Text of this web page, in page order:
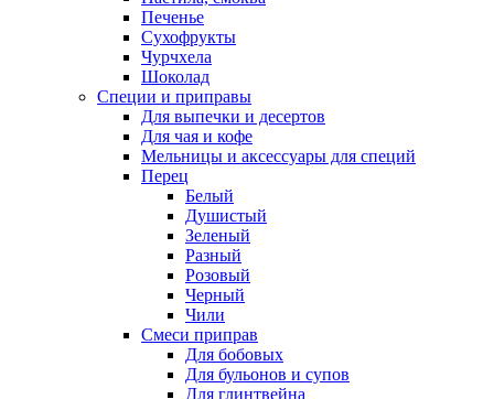
Печенье
Сухофрукты
Чурчхела
Шоколад
Специи и приправы
Для выпечки и десертов
Для чая и кофе
Мельницы и аксессуары для специй
Перец
Белый
Душистый
Зеленый
Разный
Розовый
Черный
Чили
Смеси приправ
Для бобовых
Для бульонов и супов
Для глинтвейна